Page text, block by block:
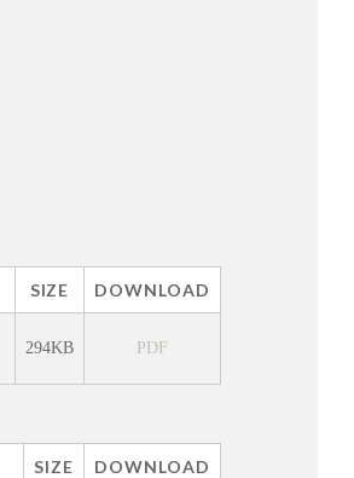
SIZE DOWNLOAD
294KB PDF
SIZE DOWNLOAD